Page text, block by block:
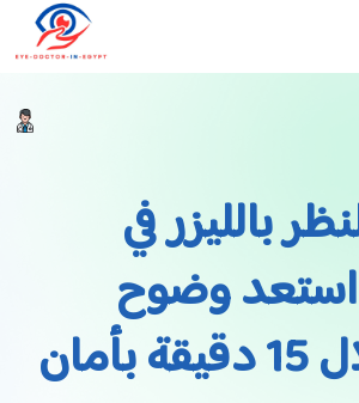
بالليزر في
استعد وضوح